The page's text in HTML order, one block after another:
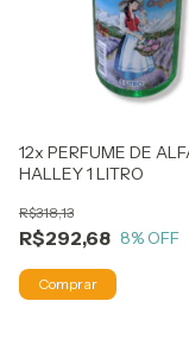
12x PERFUME DE
HALLEY 1 LITRO
R$292,68
R$318,13
8% OFF